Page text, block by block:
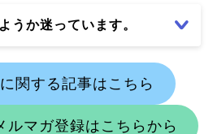
うか迷っています。
関する記事はこちら
ルマガ登録はこちらから